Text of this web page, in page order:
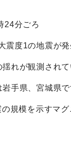
24分ごろ
震度1の地震が発
れが観測されて
手県、宮城県で
規模を示すマ